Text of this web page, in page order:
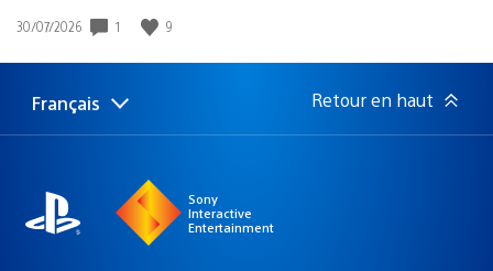
Date
publication
30/07/2026 1 9
Choisir
une
Région
actuelle
Français Retour en haut
Sony
Interactive
Entertainment